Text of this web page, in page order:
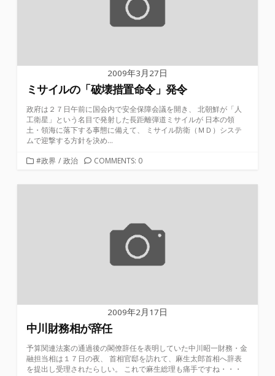
2009年3月27日
ミサイルの「破壊措置命令」発令
政府は２７日午前に国会内で安全保障会議を開き、 北朝鮮が「人
工衛星」という名目で発射した長距離弾道ミサイルが 日本の領
土・領海に落下する事態に備えて、 ミサイル防衛（ＭＤ）システ
ムで迎撃する方針を決め...
カ
ゴ
#政界 / 政治 COMMENTS: 0
2009年2月17日
中川財務相が辞任
予算関連法案の通過後の閣僚辞任を表明していた中川昭一財務・金
融担当相は１７日の夜、 首相官邸を訪れて、麻生太郎首相へ辞表
を提出し受理されたらしい。 これで麻生総理も痛手ですね・・・